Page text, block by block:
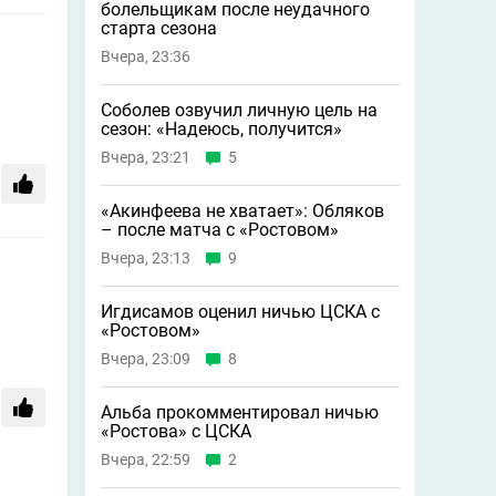
болельщикам после неудачного
старта сезона
Вчера, 23:36
Соболев озвучил личную цель на
сезон: «Надеюсь, получится»
Вчера, 23:21 5
«Акинфеева не хватает»: Обляков
– после матча с «Ростовом»
Вчера, 23:13 9
Игдисамов оценил ничью ЦСКА с
«Ростовом»
Вчера, 23:09 8
Альба прокомментировал ничью
«Ростова» с ЦСКА
Вчера, 22:59 2